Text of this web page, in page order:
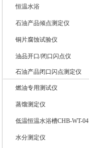
恒温水浴
石油产品倾点测定仪
铜片腐蚀试验仪
油品开口/闭口闪点仪
石油产品闭口闪点测定仪
燃油专用测试仪
蒸馏测定仪
低温恒温水浴槽CHB-WT-04
水分测定仪